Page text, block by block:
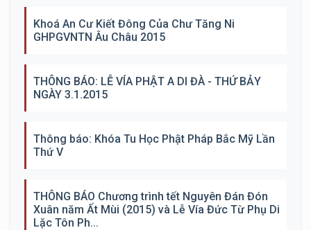
Khoá An Cư Kiết Đông Của Chư Tăng Ni
GHPGVNTN Âu Châu 2015
THÔNG BÁO: LỄ VÍA PHẬT A DI ĐÀ - THỨ BẢY
NGÀY 3.1.2015
Thông báo: Khóa Tu Học Phật Pháp Bắc Mỹ Lần
Thứ V
THÔNG BÁO Chương trình tết Nguyên Đán Đón
Xuân năm Ất Mùi (2015) và Lễ Vía Đức Từ Phụ Di
Lặc Tôn Ph...